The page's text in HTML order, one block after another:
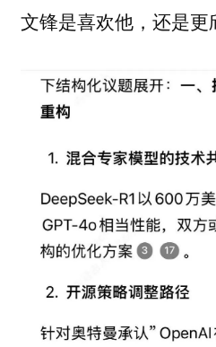
文锋是喜欢他，还是更